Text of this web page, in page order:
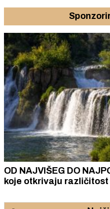
OD NAJVIŠEG DO
koje otkrivaju različitost